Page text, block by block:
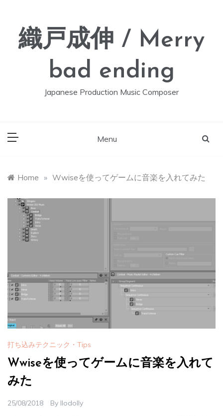
content織戸成伸 / Merry
bad ending
Japanese Production Music Composer
Menu
Home » Wwiseを使ってゲームに音楽を入れてみた
打ち込みテクニック・Tips
Wwiseを使ってゲームに音楽を入れて
みた
25/08/2018 By Ilodolly